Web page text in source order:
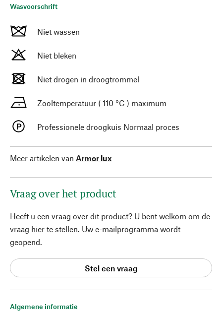
Algemene informatie
Wasvoorschrift
Niet wassen
Niet bleken
Niet drogen in droogtrommel
Zooltemperatuur ( 110 °C ) maximum
Professionele droogkuis Normaal proces
Meer artikelen van Armor lux
Vraag over het product
Heeft u een vraag over dit product? U bent welkom om de
vraag hier te stellen. Uw e-mailprogramma wordt
geopend.
Stel een vraag